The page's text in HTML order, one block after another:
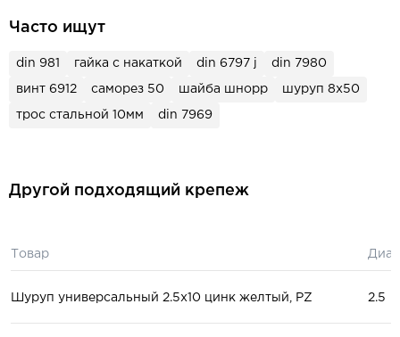
Часто ищут
din 981 гайка с накаткой din 6797 j din 7980
винт 6912 саморез 50 шайба шнорр шуруп 8х50
трос стальной 10мм din 7969
Другой подходящий крепеж
Товар
Шуруп универсальный 2.5x10 цинк желтый, PZ 2.5